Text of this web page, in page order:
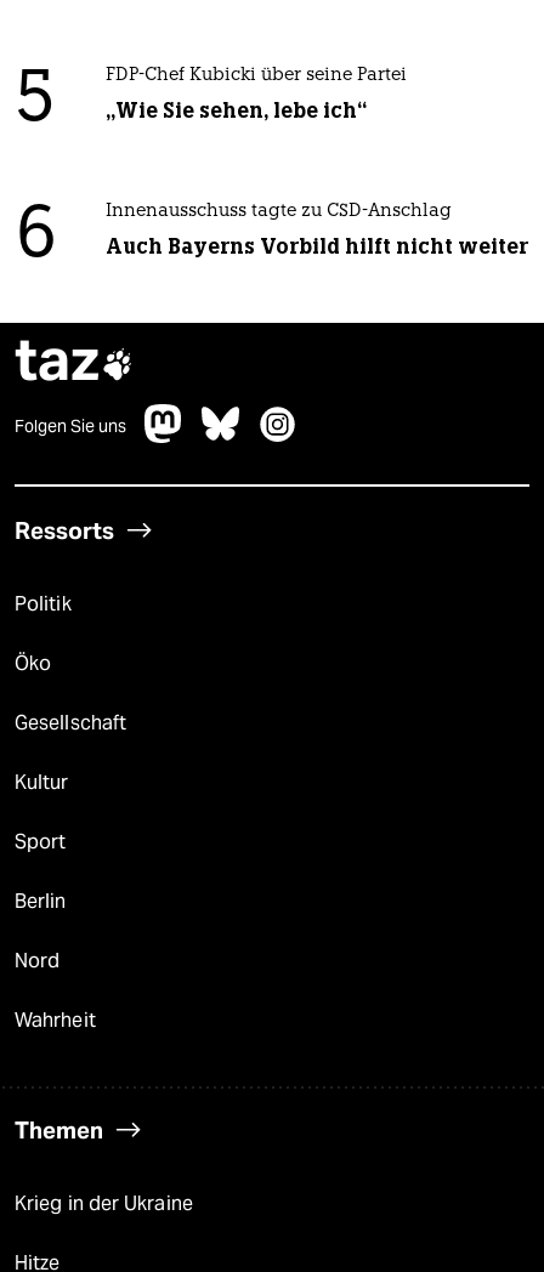
5 FDP-Chef Kubicki über seine Partei
„Wie Sie sehen, lebe ich“
6 Innenausschuss tagte zu CSD-Anschlag
Auch Bayerns Vorbild hilft nicht weiter
taz
Folgen Sie uns
Ressorts
Politik
Öko
Gesellschaft
Kultur
Sport
Berlin
Nord
Wahrheit
Themen
Krieg in der Ukraine
Hitze